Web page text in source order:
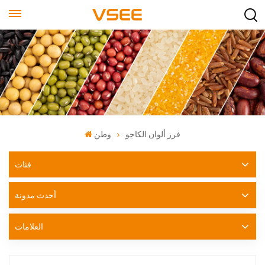
وطن فرز ألوان الكاجو
فئات
أحدث مدونة
العلامات